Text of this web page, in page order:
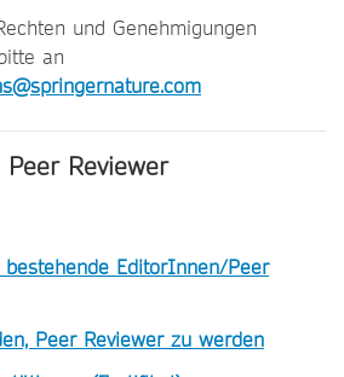
und Genehmigungen
an
Reviewer
EditorInnen/Peer
Peer Reviewer zu werden